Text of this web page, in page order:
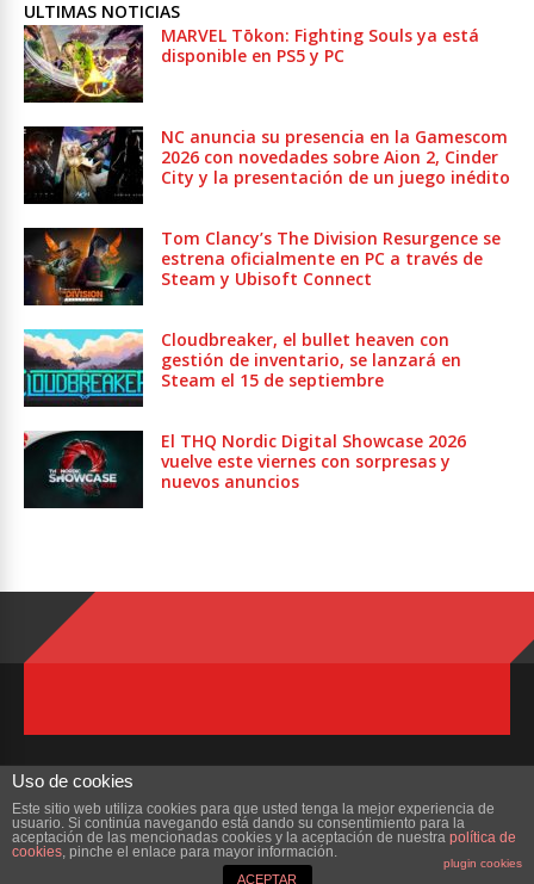
ULTIMAS NOTICIAS
MARVEL Tōkon: Fighting Souls ya está
disponible en PS5 y PC
NC anuncia su presencia en la Gamescom
2026 con novedades sobre Aion 2, Cinder
City y la presentación de un juego inédito
Tom Clancy’s The Division Resurgence se
estrena oficialmente en PC a través de
Steam y Ubisoft Connect
Cloudbreaker, el bullet heaven con
gestión de inventario, se lanzará en
Steam el 15 de septiembre
El THQ Nordic Digital Showcase 2026
vuelve este viernes con sorpresas y
nuevos anuncios
Copyright © 2023 ZonaMMORPG.com. Todos los derechos reservados
¿Quienes Somos? Colabora Contacto
Uso de cookies
Este sitio web utiliza cookies para que usted tenga la mejor experiencia de
usuario. Si continúa navegando está dando su consentimiento para la
aceptación de las mencionadas cookies y la aceptación de nuestra política de
cookies, pinche el enlace para mayor información.
plugin cookies
ACEPTAR